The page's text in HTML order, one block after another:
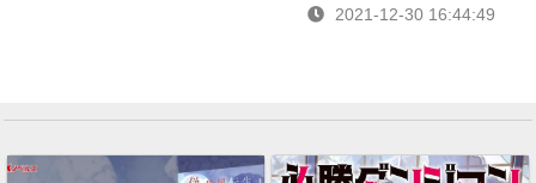
2021-12-30 16:44:49